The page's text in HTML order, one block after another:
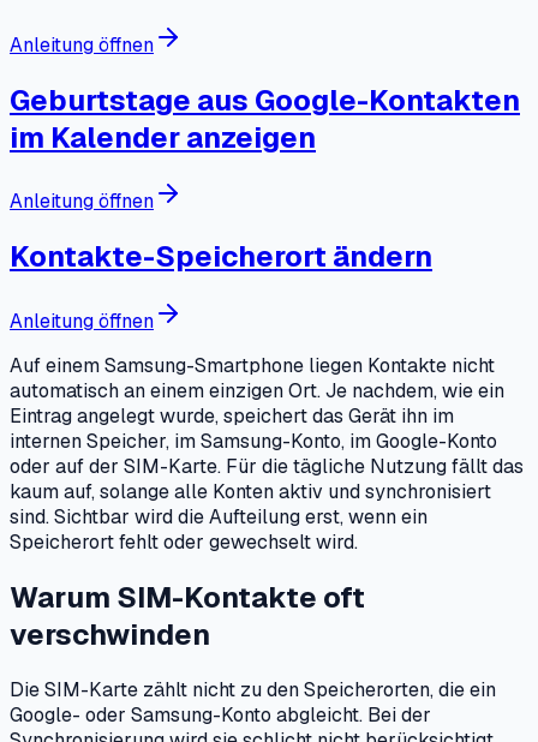
Anleitung öffnen
Geburtstage aus Google-Kontakten
im Kalender anzeigen
Anleitung öffnen
Kontakte-Speicherort ändern
Anleitung öffnen
Auf einem Samsung-Smartphone liegen Kontakte nicht
automatisch an einem einzigen Ort. Je nachdem, wie ein
Eintrag angelegt wurde, speichert das Gerät ihn im
internen Speicher, im Samsung-Konto, im Google-Konto
oder auf der SIM-Karte. Für die tägliche Nutzung fällt das
kaum auf, solange alle Konten aktiv und synchronisiert
sind. Sichtbar wird die Aufteilung erst, wenn ein
Speicherort fehlt oder gewechselt wird.
Warum SIM-Kontakte oft
verschwinden
Die SIM-Karte zählt nicht zu den Speicherorten, die ein
Google- oder Samsung-Konto abgleicht. Bei der